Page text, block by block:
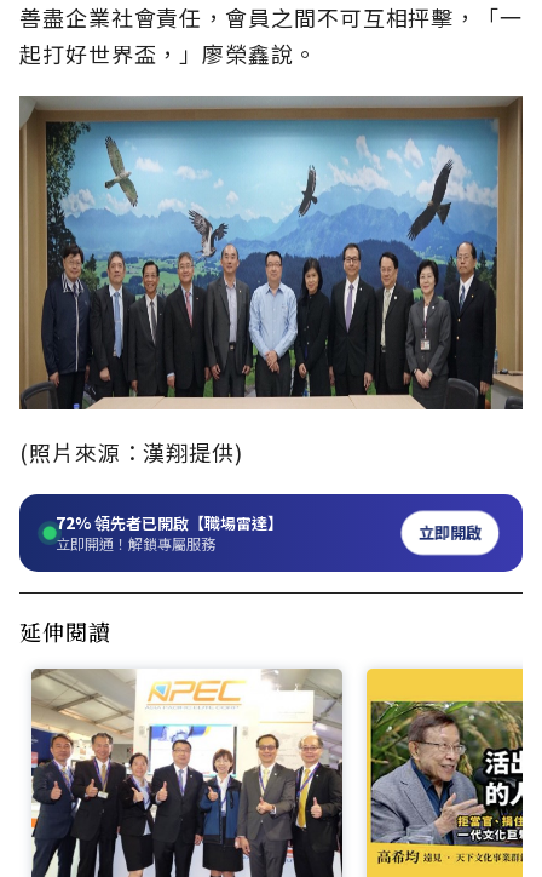
善盡企業社會責任，會員之間不可互相抨擊，「一
起打好世界盃，」廖榮鑫說。
(照片來源：漢翔提供)
72%領先者已開啟【職場雷達】
立即開通！解鎖專屬服務 立即開啟
延伸閱讀